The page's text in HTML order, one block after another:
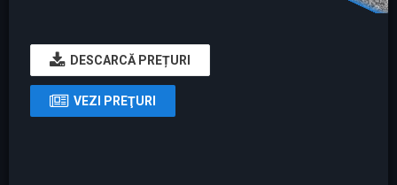
DESCARCĂ PREȚURI
VEZI PREŢURI